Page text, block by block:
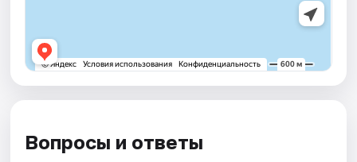
Вопросы и ответы